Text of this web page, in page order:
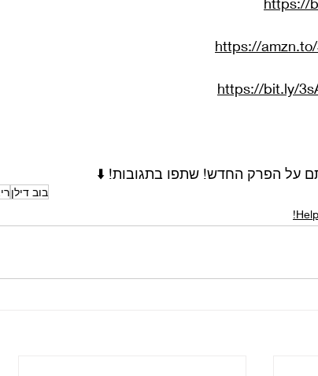
https://
https://bit.ly/
על הפרק החדש! שתפו בתגובות! ⬇️
בוב דילן
Help!